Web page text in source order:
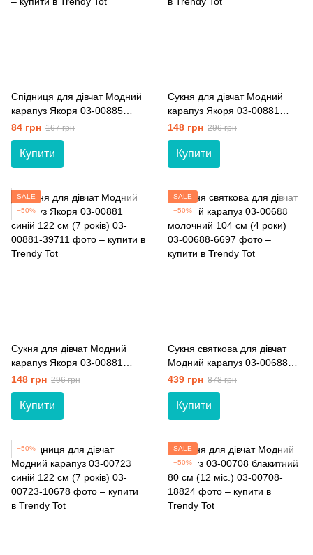
Спідниця для дівчат Модний
карапуз Якоря 03-00885
червоний 128 см (8 років)
84 грн 167 грн
Купити
Сукня для дівчат Модний
карапуз Якоря 03-00881
білий 122 см (7 років)
148 грн 296 грн
Купити
SALE
−50%
Сукня для дівчат Модний
карапуз Якоря 03-00881
синій 122 см (7 років)
148 грн 296 грн
Купити
SALE
−50%
Сукня святкова для дівчат
Модний карапуз 03-00688
молочний 104 см (4 роки)
439 грн 878 грн
Купити
−50%
SALE
−50%